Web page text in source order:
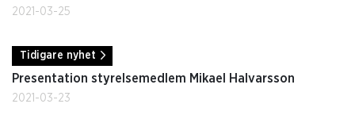
2021-03-25
Tidigare nyhet
Presentation styrelsemedlem Mikael Halvarsson
2021-03-23